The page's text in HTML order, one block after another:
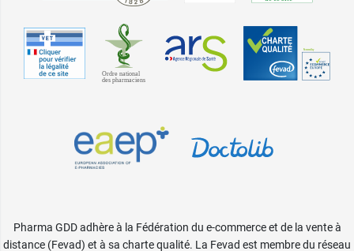
Pharma GDD adhère à la Fédération du e-commerce et de la vente à
distance (Fevad) et à sa charte qualité. La Fevad est membre du réseau